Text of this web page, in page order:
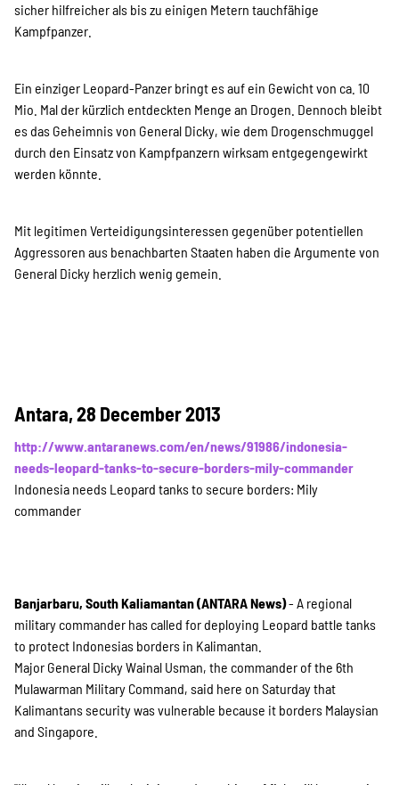
Suche
sicher hilfreicher als bis zu einigen Metern tauchfähige
Kampfpanzer.
Ein einziger Leopard-Panzer bringt es auf ein Gewicht von ca. 10
Mio. Mal der kürzlich entdeckten Menge an Drogen. Dennoch bleibt
es das Geheimnis von General Dicky, wie dem Drogenschmuggel
durch den Einsatz von Kampfpanzern wirksam entgegengewirkt
werden könnte.
Mit legitimen Verteidigungsinteressen gegenüber potentiellen
Aggressoren aus benachbarten Staaten haben die Argumente von
General Dicky herzlich wenig gemein.
Antara, 28 December 2013
http://www.antaranews.com/en/news/91986/indonesia-
needs-leopard-tanks-to-secure-borders-mily-commander
Indonesia needs Leopard tanks to secure borders: Mily
commander
Banjarbaru, South Kaliamantan (ANTARA News)- A regional
military commander has called for deploying Leopard battle tanks
to protect Indonesias borders in Kalimantan.
Major General Dicky Wainal Usman, the commander of the 6th
Mulawarman Military Command, said here on Saturday that
Kalimantans security was vulnerable because it borders Malaysian
and Singapore.